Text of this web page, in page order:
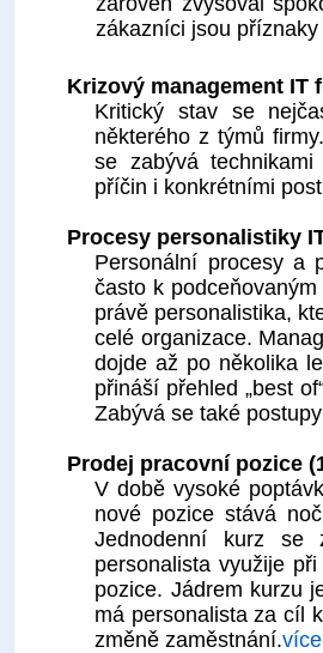
zákazníci jsou
Krizový management IT
Kritický stav se
některého z týmů
se zabývá
příčin i konkrétními
Procesy personalistiky
Personální procesy a
často k
právě personalistika,
celé organizace.
dojde až po několika
přináší přehled „best
Zabývá se také
Prodej pracovní pozice
V době vysoké
nové pozice stává
Jednodenní kurz se
personalista využije
pozice. Jádrem kurzu
má personalista za cíl
změně zaměstnání.